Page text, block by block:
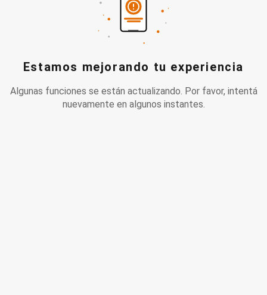
Estamos mejorando tu experiencia
Algunas funciones se están actualizando. Por favor, intentá
nuevamente en algunos instantes.